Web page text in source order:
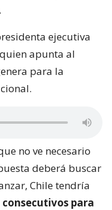
ejecutiva
apunta al
para la
no ve necesario
deberá buscar
Chile tendría
para